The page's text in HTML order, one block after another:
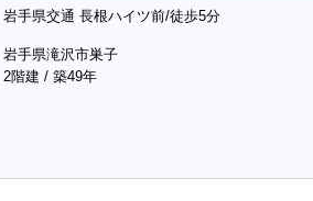
岩手県交通 長根ハイツ前/徒歩5分
岩手県滝沢市巣子
2階建 / 築49年